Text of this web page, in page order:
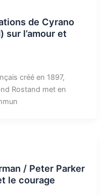
de Cyrano
sur l’amour et
créé en 1897,
Rostand met en
/ Peter Parker
le courage